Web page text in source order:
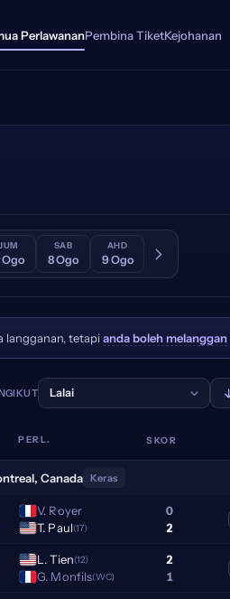
PerlawananPembina TiketKejohanan
JUM
Ogo
SAB
8 Ogo
AHD
9 Ogo
langganan, tetapianda boleh melanggan
Lalai
PERL. SKOR
Canada Keras
V. Royer
T. Paul(17)
0
2
L. Tien(12)
G. Monfils(WC)
2
1